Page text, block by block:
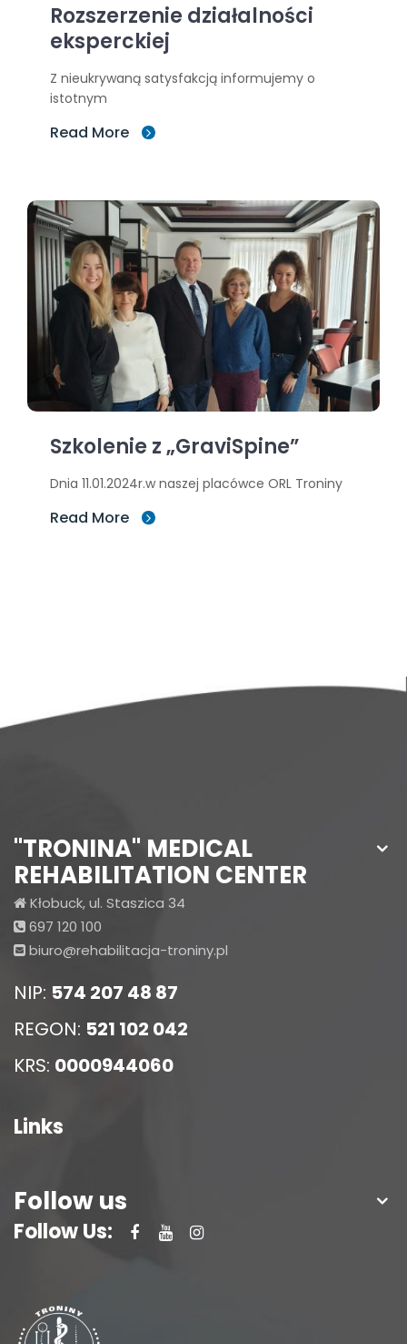
Rozszerzenie działalności
eksperckiej
Z nieukrywaną satysfakcją informujemy o
istotnym
Read More
Szkolenie z „GraviSpine”
Dnia 11.01.2024r.w naszej placówce ORL Troniny
Read More
"TRONINA" MEDICAL
REHABILITATION CENTER
Kłobuck, ul. Staszica 34
697 120 100
biuro@rehabilitacja-troniny.pl
NIP: 574 207 48 87
REGON: 521 102 042
KRS: 0000944060
Links
Follow us
Follow Us: